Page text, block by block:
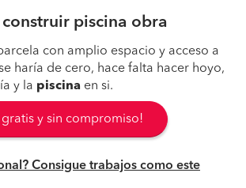
construir piscina obra
con amplio espacio y acceso a
haría de cero, hace falta hacer hoyo,
y la piscina en si.
gratis y sin compromiso!
Consigue trabajos como este